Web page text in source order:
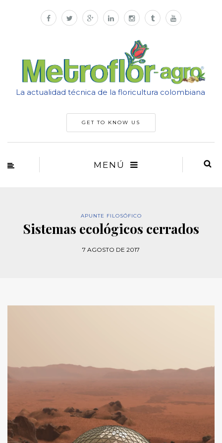
La actualidad técnica de la floricultura colombiana
GET TO KNOW US
MENÚ
APUNTE FILOSÓFICO
Sistemas ecológicos cerrados
7 AGOSTO DE 2017